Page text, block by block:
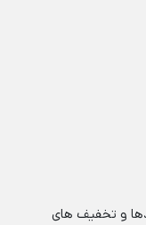
و تخفیف های